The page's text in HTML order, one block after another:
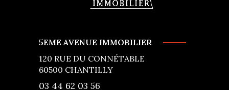
5EME AVENUE IMMOBILIER
120 RUE DU CONNÉTABLE
60500 CHANTILLY
03 44 62 03 56